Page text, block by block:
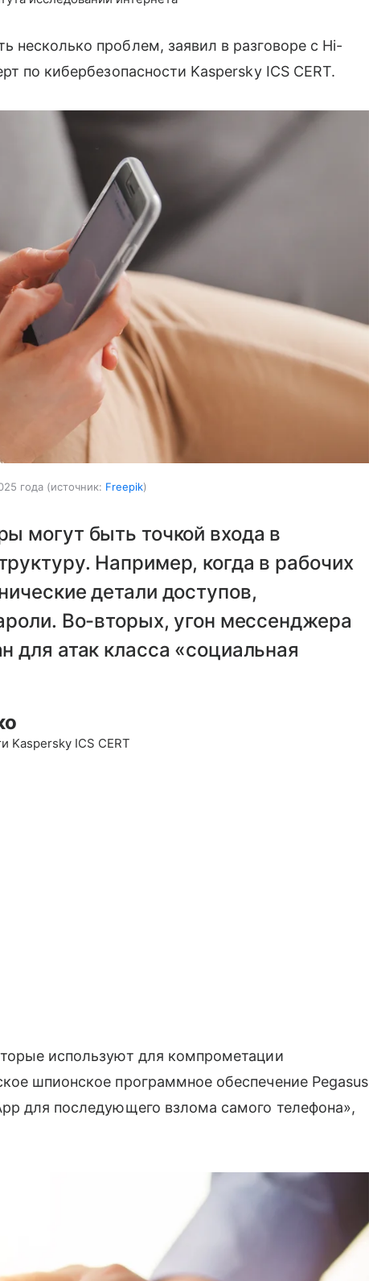
проблем, заявил в разговоре с Hi-
по кибербезопасности Kaspersky ICS CERT.
года источник: Freepik
могут быть точкой входа в
Например, когда в рабочих
детали доступов,
Во-вторых, угон мессенджера
для атак класса «социальная
Kaspersky ICS CERT
используют для компрометации
шпионское программное обеспечение Pegasus
для последующего взлома самого телефона»,